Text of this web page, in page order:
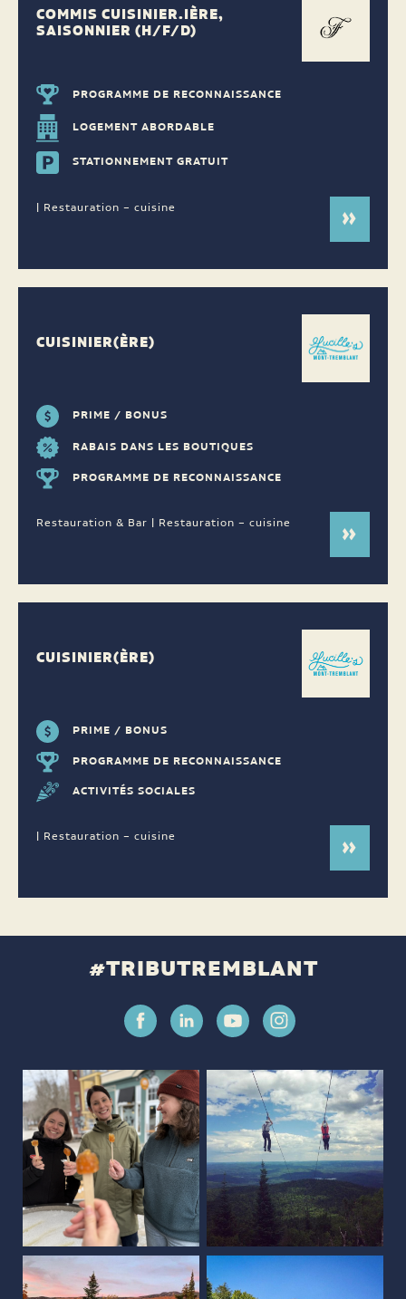
COMMIS CUISINIER.IÈRE,
SAISONNIER (H/F/D)
PROGRAMME DE RECONNAISSANCE
LOGEMENT ABORDABLE
STATIONNEMENT GRATUIT
| Restauration – cuisine
CUISINIER(ÈRE)
PRIME / BONUS
RABAIS DANS LES BOUTIQUES
PROGRAMME DE RECONNAISSANCE
Restauration & Bar | Restauration – cuisine
CUISINIER(ÈRE)
PRIME / BONUS
PROGRAMME DE RECONNAISSANCE
ACTIVITÉS SOCIALES
| Restauration – cuisine
#TRIBUTREMBLANT